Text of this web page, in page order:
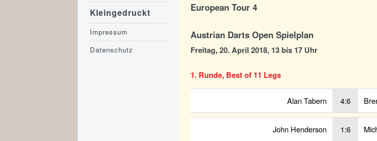
European Tour 4
Austrian Darts Open Spielplan
Freitag, 20. April 2018, 13 bis 17 Uhr
1. Runde, Best of 11 Legs
Alan Tabern 4:6
John Henderson 1:6
Kleingedruckt
Impressum
Datenschutz